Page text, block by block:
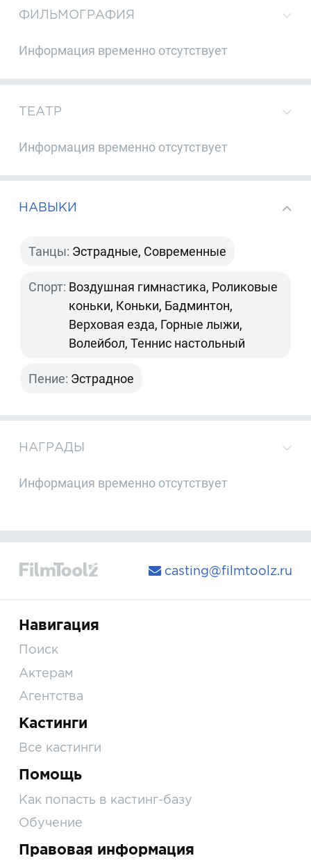
ФИЛЬМОГРАФИЯ
Информация временно отсутствует
ТЕАТР
Информация временно отсутствует
НАВЫКИ
Танцы: Эстрадные, Современные
Спорт: Воздушная гимнастика, Роликовые
коньки, Коньки, Бадминтон,
Верховая езда, Горные лыжи,
Волейбол, Теннис настольный
Пение: Эстрадное
НАГРАДЫ
Информация временно отсутствует
casting@filmtoolz.ru
Навигация
Поиск
Актерам
Агентства
Кастинги
Все кастинги
Помощь
Как попасть в кастинг-базу
Обучение
Правовая информация